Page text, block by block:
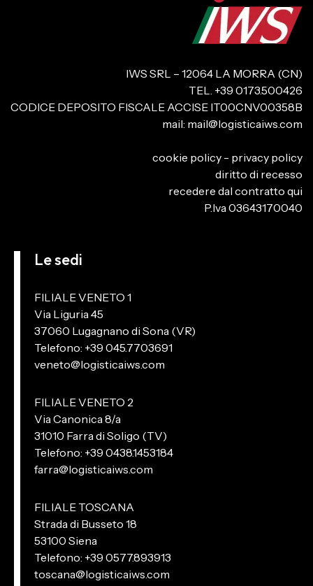
IWS SRL – 12064 LA MORRA (CN)
TEL. +39 0173.500426
CODICE DEPOSITO FISCALE ACCISE IT00CNV00358B
mail: mail@logisticaiws.com
cookie policy - privacy policy
diritto di recesso
recedere dal contratto qui
P.Iva 03643170040
Le sedi
FILIALE VENETO 1
Via Liguria 45
37060 Lugagnano di Sona (VR)
Telefono: +39 045.7703691
veneto@logisticaiws.com
FILIALE VENETO 2
Via Canonica 8/a
31010 Farra di Soligo (TV)
Telefono: +39 0438.1453184
farra@logisticaiws.com
FILIALE TOSCANA
Strada di Busseto 18
53100 Siena
Telefono: +39 0577.893913
toscana@logisticaiws.com